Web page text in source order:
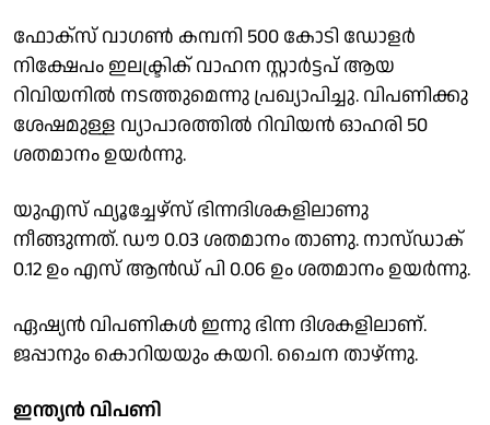
ഫോക്സ് വാഗൺ കമ്പനി 500 കോടി ഡോളർ
നിക്ഷേപം ഇലക്ട്രിക് വാഹന സ്റ്റാർട്ടപ് ആയ
റിവിയനിൽ നടത്തുമെന്നു പ്രഖ്യാപിച്ചു. വിപണിക്കു
ശേഷമുള്ള വ്യാപാരത്തിൽ റിവിയൻ ഓഹരി 50
ശതമാനം ഉയർന്നു.
യുഎസ് ഫ്യൂച്ചേഴ്സ് ഭിന്നദിശകളിലാണു
നീങ്ങുന്നത്. ഡൗ 0.03 ശതമാനം താണു. നാസ്ഡാക്
0.12 ഉം എസ് ആൻഡ് പി 0.06 ഉം ശതമാനം ഉയർന്നു.
ഏഷ്യൻ വിപണികൾ ഇന്നു ഭിന്ന ദിശകളിലാണ്.
ജപ്പാനും കാെറിയയും കയറി. ചെെന താഴ്ന്നു.
ഇന്ത്യൻ വിപണി